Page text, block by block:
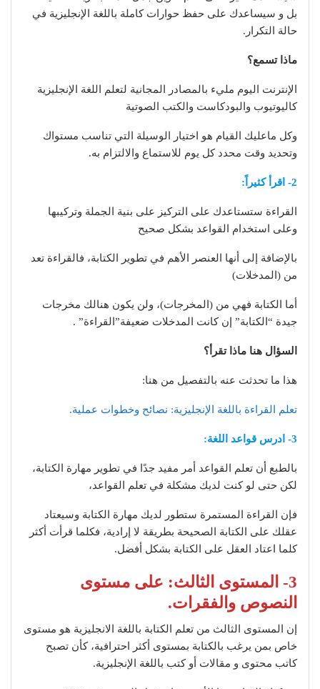
بل و سيساعدك على حفظ حوارات كاملة باللغة الإنجليزية في
حالة التكرار.
ماذا تسمع؟
الإنترنت اليوم مليء بالمصادر المجانية لتعلم اللغة الإنجليزية
كاليوتيوب والبودكاست والكتب الصوتية
وكل ماعليك القيام هو اختيار الوسيلة التي تناسب مستواك
وتحديد وقت محدد كل يوم للاستماع والالتزام به.
2- اقرأ كثيراً:
القراءة ستستاعدك على التركيز على بنية الجملة وتركيبها
وعلى استخدام القواعد بشكل صحيح
بالإضافة إلى أنها العنصر الأهم في تطوير الكتابة، فالقراءة تعد
من (المدخلات)
أما الكتابة فهي من (المخرجات)، ولن يكون هنالك مخرجات
جيدة “الكتابة” إن كانت المدخلات ضعيفة”القراءة” .
السؤال هنا ماذا تقرأ؟
هذا ما تحدثت عنه بالتفصيل من هنا:
تعلم القراءة باللغة الإنجليزية: نصائح وخطوات عملية.
3- ادرس قواعد اللغة:
بالطبع أن تعلم القواعد أمر مفيد جدًا في تطوير مهارة الكتابة،
لكن حتى لو كنت لديك مشكلة في تعلم القواعد،
فإن القراءة المستمرة ستطور لديك مهارة الكتابة وسيعتاد
عقلك على الكتابة الصحيحة بطريقة لا إرادية، فكلما قرأت أكثر
كلما اعتاد العقل على الكتابة بشكل أفضل.
3- المستوى الثالث: على مستوى
النصوص والفقرات.
إن المستوى الثالث من تعلم الكتابة باللغة الانجليزية هو مستوى
خاص بمن يرغب بالكتابة بمستوى أكثر احترافية، كأن تصبح
كاتب محتوى و مقالات أو كتب باللغة الإنجليزية.